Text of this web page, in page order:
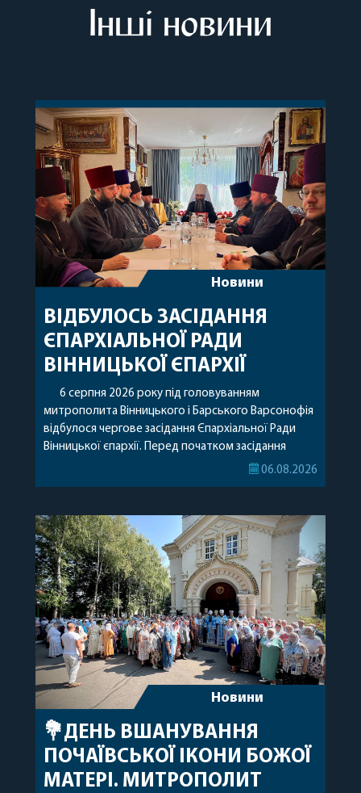
Інші новини
Новини
ВІДБУЛОСЬ ЗАСІДАННЯ
ЄПАРХІАЛЬНОЇ РАДИ
ВІННИЦЬКОЇ ЄПАРХІЇ
6 серпня 2026 року під головуванням
митрополита Вінницького і Барського Варсонофія
відбулося чергове засідання Єпархіальної Ради
Вінницької єпархії. Перед початком засідання
секретар Єпархіальної Ради від імені членів Ради
побажавши йому міцного здоров’я, Божої
допомоги, миру, духовної радості та
благословенних успіхів у подальшому
архіпастирському служінні. […]
06.08.2026
Новини
💐ДЕНЬ ВШАНУВАННЯ
ПОЧАЇВСЬКОЇ ІКОНИ БОЖОЇ
МАТЕРІ. МИТРОПОЛИТ